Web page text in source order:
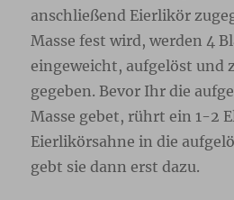
anschließend Eierlikör
Masse fest wird, werden 4
eingeweicht, aufgelöst und
gegeben. Bevor Ihr die
Masse gebet, rührt ein 1-2
Eierlikörsahne in die
gebt sie dann erst dazu.